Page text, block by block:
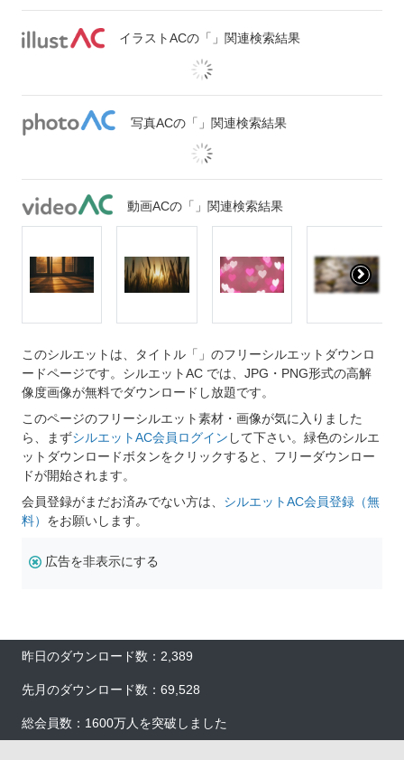
イラストACの「」関連検索結果
写真ACの「」関連検索結果
動画ACの「」関連検索結果
このシルエットは、タイトル「」のフリーシルエットダウンロ
ードページです。シルエットAC では、JPG・PNG形式の高解
像度画像が無料でダウンロードし放題です。
このページのフリーシルエット素材・画像が気に入りました
ら、まずシルエットAC会員ログイン して下さい。緑色のシルエ
ットダウンロードボタンをクリックすると、フリーダウンロー
ドが開始されます。
会員登録がまだお済みでない方は、 シルエットAC会員登録（無
料） をお願いします。
広告を非表示にする
昨日のダウンロード数：2,389
先月のダウンロード数：69,528
総会員数：1600万人を突破しました